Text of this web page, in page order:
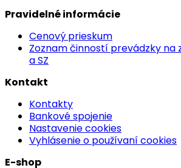
Pravidelné informácie
Cenový prieskum
Zoznam činností prevádzky na
a SZ
Kontakt
Kontakty
Bankové spojenie
Nastavenie cookies
Vyhlásenie o používaní cookies
E-shop